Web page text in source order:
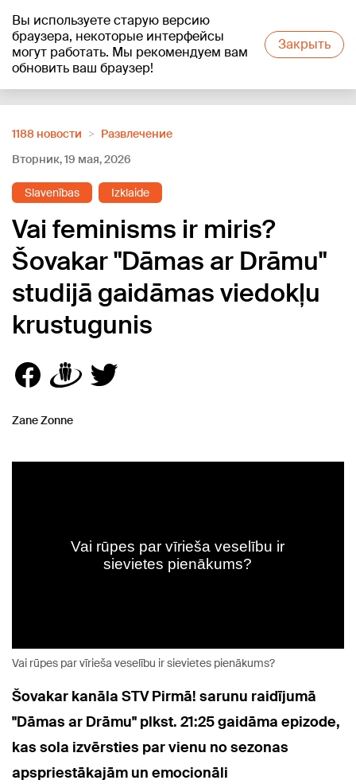
Вы используете старую версию
браузера, некоторые интерфейсы
могут работать. Мы рекомендуем вам
обновить ваш браузер!
Закрыть
+25°C
1188 новости
Развлечение
Вторник, 19 мая, 2026
Slavenības Izklaide
Vai feminisms ir miris?
Šovakar "Dāmas ar Drāmu"
studijā gaidāmas viedokļu
krustugunis
Zane Zonne
Vai rūpes par vīrieša veselību ir sievietes pienākums?
Šovakar kanāla STV Pirmā! sarunu raidījumā
"Dāmas ar Drāmu" plkst. 21:25 gaidāma epizode,
kas sola izvērsties par vienu no sezonas
apspriestākajām un emocionāli